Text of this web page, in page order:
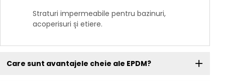
Straturi impermeabile pentru bazinuri,
acoperisuri și etiere.
Care sunt avantajele cheie ale EPDM?